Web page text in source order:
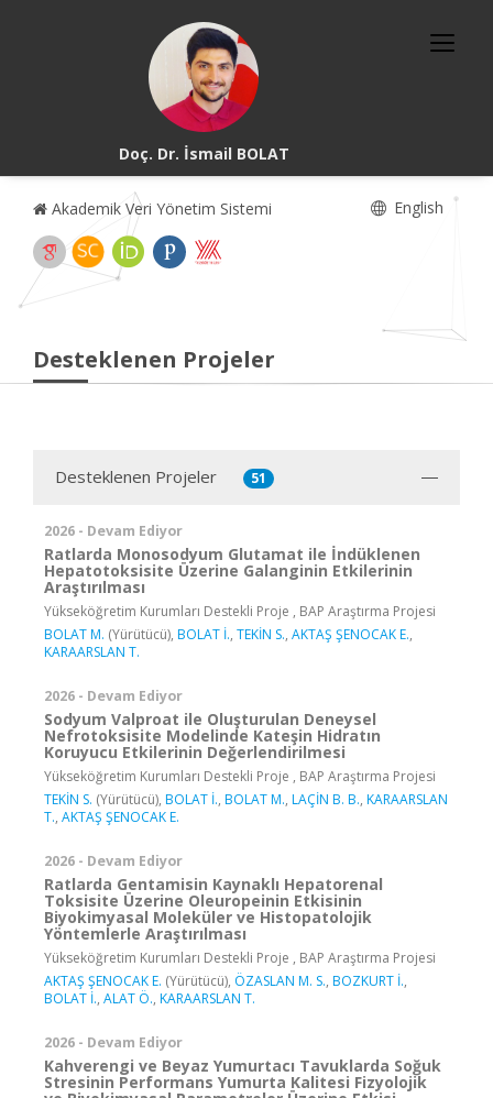
Doç. Dr. İsmail BOLAT
Akademik Veri Yönetim Sistemi English
Desteklenen Projeler
Desteklenen Projeler 51
2026 - Devam Ediyor
Ratlarda Monosodyum Glutamat ile İndüklenen
Hepatotoksisite Üzerine Galanginin Etkilerinin
Araştırılması
Yükseköğretim Kurumları Destekli Proje , BAP Araştırma Projesi
BOLAT M. (Yürütücü), BOLAT İ., TEKİN S., AKTAŞ ŞENOCAK E.,
KARAARSLAN T.
2026 - Devam Ediyor
Sodyum Valproat ile Oluşturulan Deneysel
Nefrotoksisite Modelinde Kateşin Hidratın
Koruyucu Etkilerinin Değerlendirilmesi
Yükseköğretim Kurumları Destekli Proje , BAP Araştırma Projesi
TEKİN S. (Yürütücü), BOLAT İ., BOLAT M., LAÇİN B. B., KARAARSLAN
T., AKTAŞ ŞENOCAK E.
2026 - Devam Ediyor
Ratlarda Gentamisin Kaynaklı Hepatorenal
Toksisite Üzerine Oleuropeinin Etkisinin
Biyokimyasal Moleküler ve Histopatolojik
Yöntemlerle Araştırılması
Yükseköğretim Kurumları Destekli Proje , BAP Araştırma Projesi
AKTAŞ ŞENOCAK E. (Yürütücü), ÖZASLAN M. S., BOZKURT İ.,
BOLAT İ., ALAT Ö., KARAARSLAN T.
2026 - Devam Ediyor
Kahverengi ve Beyaz Yumurtacı Tavuklarda Soğuk
Stresinin Performans Yumurta Kalitesi Fizyolojik